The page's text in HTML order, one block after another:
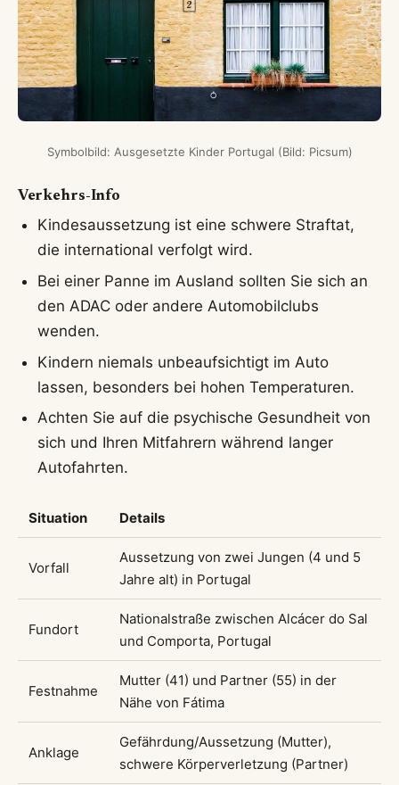
Symbolbild: Ausgesetzte Kinder Portugal (Bild: Picsum)
Verkehrs-Info
Kindesaussetzung ist eine schwere Straftat,
die international verfolgt wird.
Bei einer Panne im Ausland sollten Sie sich an
den ADAC oder andere Automobilclubs
wenden.
Kindern niemals unbeaufsichtigt im Auto
lassen, besonders bei hohen Temperaturen.
Achten Sie auf die psychische Gesundheit von
sich und Ihren Mitfahrern während langer
Autofahrten.
Situation Details
Vorfall
Aussetzung von zwei Jungen (4 und 5
Jahre alt) in Portugal
Fundort
Nationalstraße zwischen Alcácer do Sal
und Comporta, Portugal
Festnahme
Mutter (41) und Partner (55) in der
Nähe von Fátima
Anklage
Gefährdung/Aussetzung (Mutter),
schwere Körperverletzung (Partner)